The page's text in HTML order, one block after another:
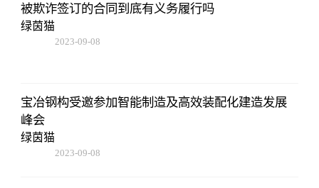
被欺诈签订的合同到底有义务履行吗
绿茵猫
2023-09-08
宝冶钢构受邀参加智能制造及高效装配化建造发展
峰会
绿茵猫
2023-09-08